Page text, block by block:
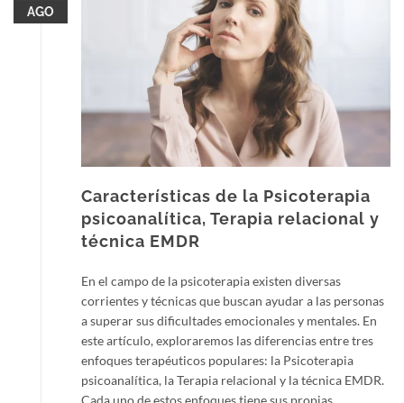
AGO
Características de la Psicoterapia
psicoanalítica, Terapia relacional y
técnica EMDR
En el campo de la psicoterapia existen diversas
corrientes y técnicas que buscan ayudar a las personas
a superar sus dificultades emocionales y mentales. En
este artículo, exploraremos las diferencias entre tres
enfoques terapéuticos populares: la Psicoterapia
psicoanalítica, la Terapia relacional y la técnica EMDR.
Cada uno de estos enfoques tiene sus propias